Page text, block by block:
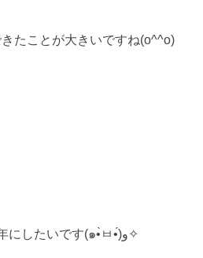
たことが大きいですね(o^^o)
龍のように駆け抜ける1年にしたいです(๑•̀ㅂ•́)و✧